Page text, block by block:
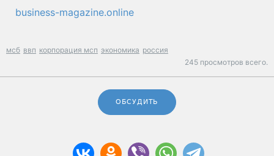
business-magazine.online
мсб ввп корпорация мсп экономика россия
245 просмотров всего.
ОБСУДИТЬ